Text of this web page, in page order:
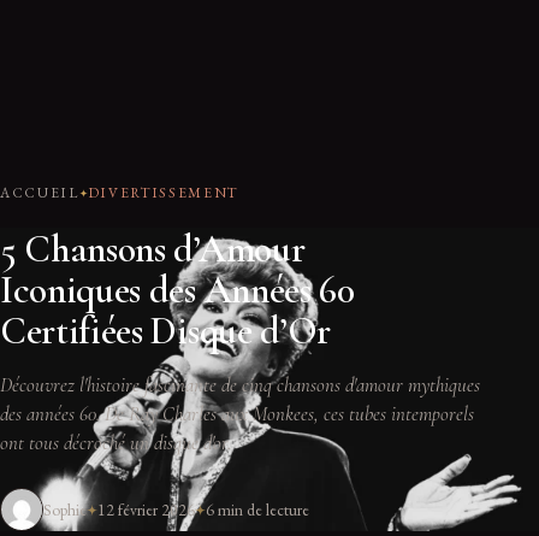
ACCUEIL DIVERTISSEMENT
5 Chansons d’Amour
Iconiques des Années 60
Certifiées Disque d’Or
Découvrez l'histoire fascinante de cinq chansons d'amour mythiques
des années 60. De Ray Charles aux Monkees, ces tubes intemporels
ont tous décroché un disque d'or.
Sophie 12 février 2026 6 min de lecture